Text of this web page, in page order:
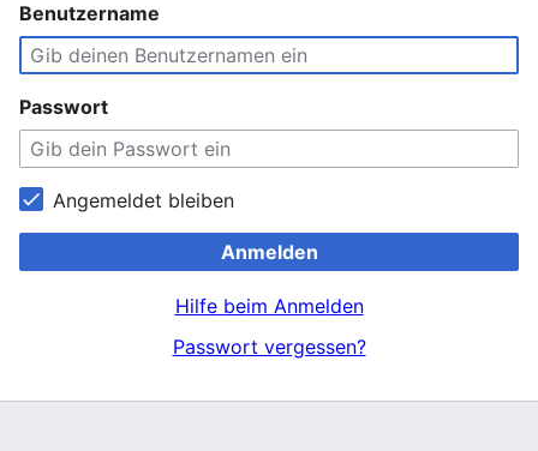
Benutzername
Passwort
Angemeldet bleiben
Anmelden
Hilfe beim Anmelden
Passwort vergessen?